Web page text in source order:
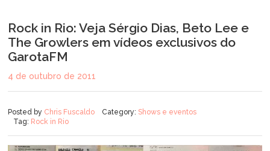
Rock in Rio: Veja Sérgio Dias, Beto Lee e
The Growlers em vídeos exclusivos do
GarotaFM
4 de outubro de 2011
Posted by Chris Fuscaldo Category: Shows e eventos
Tag: Rock in Rio